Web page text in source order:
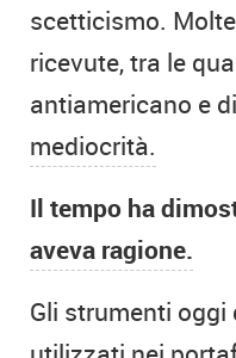
scetticismo.
ricevute, tra le
antiamericano e
mediocrità.
Il tempo ha
aveva ragione.
Gli strumenti